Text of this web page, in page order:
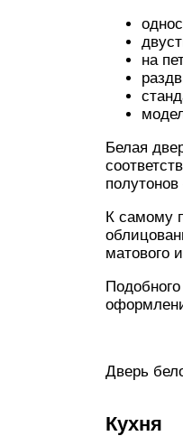
на
Белая
К самому
матового
Дверь
Кухня